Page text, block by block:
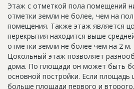
База строящихся объектов
Инвестпроекты
Глоссарий
Новости
Платные услуги
Этаж с отметкой пола помещений
отметки земли не более, чем на
помещения. Также этаж является
перекрытия находится выше
отметки земли не более чем на 2 м.
Цокольный этаж позволяет
дома. По площади он может быть
основной постройки. Если площадь
больше площади первого и